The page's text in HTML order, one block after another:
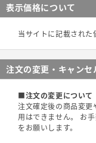
表示価格について
当サイトに記載された
注文の変更・キャンセ
■注文の変更について
注文確定後の商品変
用はできません。 お
をお願いします。